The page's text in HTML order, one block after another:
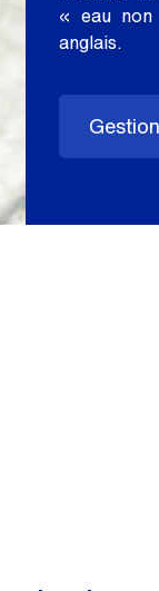
« eau
anglais.